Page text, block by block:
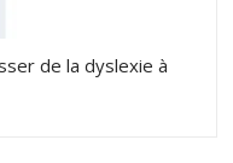
de la dyslexie à